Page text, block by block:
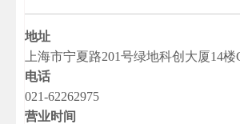
地址
上海市宁夏路201号绿地科创大厦14楼
电话
021-62262975
营业时间